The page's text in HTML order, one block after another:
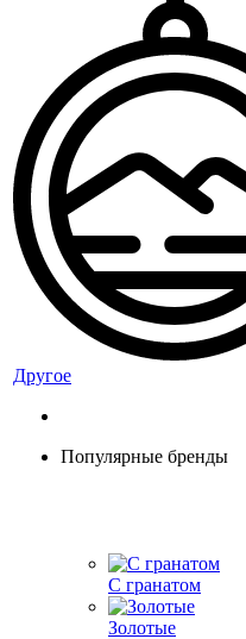
Другое
Популярные бренды
С гранатом
Золотые